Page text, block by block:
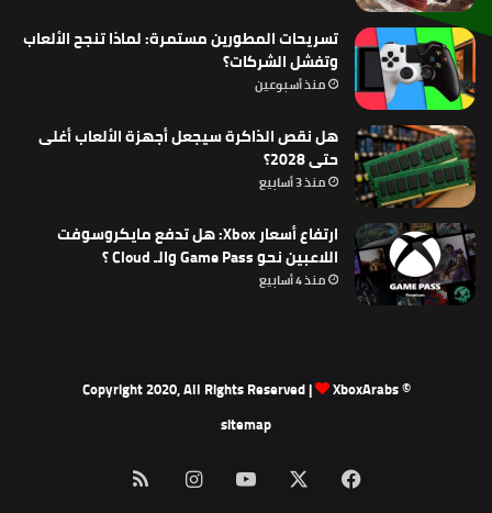
تسريحات المطورين مستمرة: لماذا تنجح الألعاب
وتفشل الشركات؟
منذ أسبوعين
هل نقص الذاكرة سيجعل أجهزة الألعاب أغلى
حتى 2028؟
منذ 3 أسابيع
ارتفاع أسعار Xbox: هل تدفع مايكروسوفت
اللاعبين نحو Game Pass والـ Cloud ؟
منذ 4 أسابيع
© Copyright 2020, All Rights Reserved |
XboxArabs
sitemap
فيسبوك ‫YouTube انستقرام